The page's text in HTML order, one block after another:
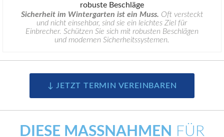
Sicherheit im Wintergarten ist ein Muss. Oft versteckt
und nicht einsehbar, sind sie ein leichtes Ziel für
Einbrecher. Schützen Sie sich mit robusten Beschlägen
und modernen Sicherheitssystemen.
↓ JETZT TERMIN VEREINBAREN
DIESE MASSNAHMEN FÜR